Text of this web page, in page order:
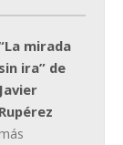
mirada
sin ira” de
Javier
Rupérez